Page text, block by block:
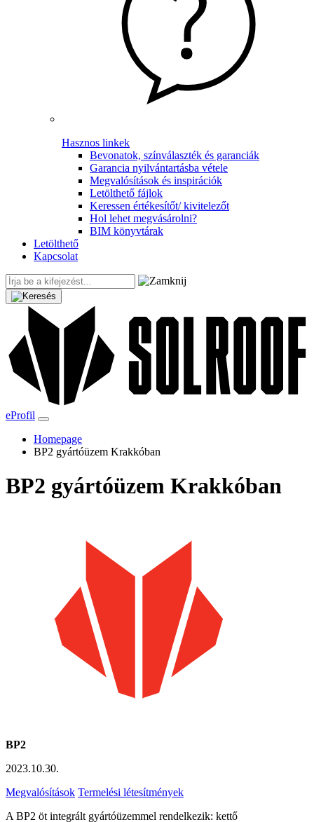
Hasznos linkek
Bevonatok, színválaszték és garanciák
Garancia nyilvántartásba vétele
Megvalósítások és inspirációk
Letölthető fájlok
Keressen értékesítőt/ kivitelezőt
Hol lehet megvásárolni?
BIM könyvtárak
Letölthető
Kapcsolat
eProfil
Homepage
BP2 gyártóüzem Krakkóban
BP2 gyártóüzem Krakkóban
BP2
2023.10.30.
Megvalósítások Termelési létesítmények
A BP2 öt integrált gyártóüzemmel rendelkezik: kettő